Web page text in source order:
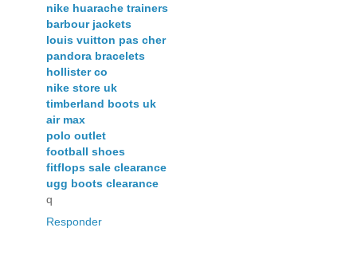
nike huarache trainers
barbour jackets
louis vuitton pas cher
pandora bracelets
hollister co
nike store uk
timberland boots uk
air max
polo outlet
football shoes
fitflops sale clearance
ugg boots clearance
q
Responder